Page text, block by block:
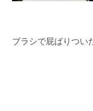
ブラシで屁ばりつい